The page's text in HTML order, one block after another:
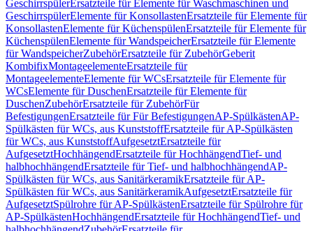
GeschirrspülerErsatzteile für Elemente für Waschmaschinen und
GeschirrspülerElemente für KonsollastenErsatzteile für Elemente für
KonsollastenElemente für KüchenspülenErsatzteile für Elemente für
KüchenspülenElemente für WandspeicherErsatzteile für Elemente
für WandspeicherZubehörErsatzteile für ZubehörGeberit
KombifixMontageelementeErsatzteile für
MontageelementeElemente für WCsErsatzteile für Elemente für
WCsElemente für DuschenErsatzteile für Elemente für
DuschenZubehörErsatzteile für ZubehörFür
BefestigungenErsatzteile für Für BefestigungenAP-SpülkästenAP-
Spülkästen für WCs, aus KunststoffErsatzteile für AP-Spülkästen
für WCs, aus KunststoffAufgesetztErsatzteile für
AufgesetztHochhängendErsatzteile für HochhängendTief- und
halbhochhängendErsatzteile für Tief- und halbhochhängendAP-
Spülkästen für WCs, aus SanitärkeramikErsatzteile für AP-
Spülkästen für WCs, aus SanitärkeramikAufgesetztErsatzteile für
AufgesetztSpülrohre für AP-SpülkästenErsatzteile für Spülrohre für
AP-SpülkästenHochhängendErsatzteile für HochhängendTief- und